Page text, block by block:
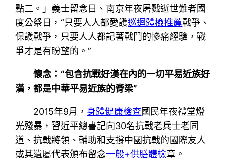
點二。」義士留念日、南京年夜屠戮逝世難者國
度公祭日，“只要人人都愛護巡迴體檢推薦戰爭、
保護戰爭，只要人人都記著戰鬥的慘痛經驗，戰
爭才是有盼望的。”
懷念：“包含抗戰好漢在內的一切平易近族好
漢，都是中華平易近族的脊梁”
2015年9月， 身體健康檢查國民年夜禮堂燈
光殘暴，習近平總書記向30名抗戰老兵士老同
道、抗戰將領、輔助和支撐中國抗戰的國際友人
或其遺屬代表頒布留念一般+供膳體檢章。